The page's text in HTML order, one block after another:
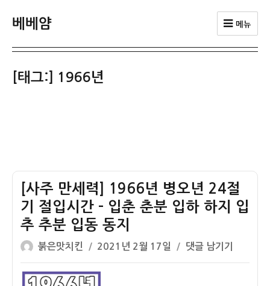
베베얌 메뉴
[태그:] 1966년
[사주 만세력] 1966년 병오년 24절
기 절입시간 – 입춘 춘분 입하 하지 입
추 추분 입동 동지
글
쓴
이
붉은맛치킨
작
성
일
2021년 2월 17일
[사
주
댓글 남기기